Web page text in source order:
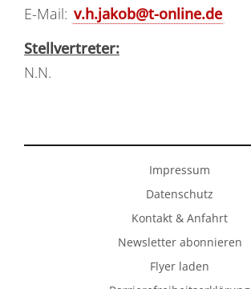
E-Mail: v.h.jakob@t-online.de
Stellvertreter:
N.N.
Impressum
Datenschutz
Kontakt & Anfahrt
Newsletter abonnieren
Flyer laden